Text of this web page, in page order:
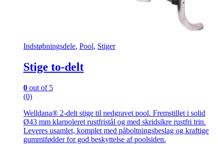
Indstøbningsdele, Pool, Stiger
Stige to-delt
0 out of 5
(0)
Welldana® 2-delt stige til nedgravet pool. Fremstillet i solid
Ø43 mm klarpoleret rustfristål og med skridsikre rustfri trin.
Leveres usamlet, komplet med påboltningsbeslag og kraftige
gummifødder for god beskyttelse af poolsiden.